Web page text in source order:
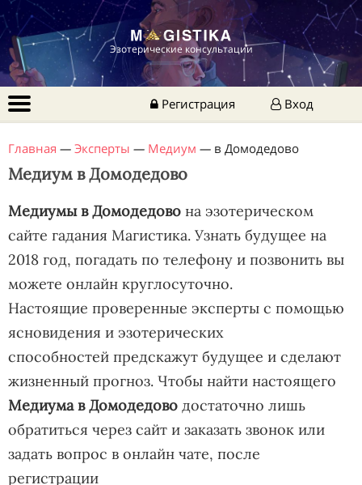
Эзотерические консультации
Регистрация Вход
Главная — Эксперты — Медиум — в Домодедово
Медиум в Домодедово
Медиумы в Домодедово на эзотерическом
сайте гадания Магистика. Узнать будущее на
2018 год, погадать по телефону и позвонить вы
можете онлайн круглосуточно.
Настоящие проверенные эксперты с помощью
ясновидения и эзотерических
способностей предскажут будущее и сделают
жизненный прогноз. Чтобы найти настоящего
Медиума в Домодедово достаточно лишь
обратиться через сайт и заказать звонок или
задать вопрос в онлайн чате, после
регистрации